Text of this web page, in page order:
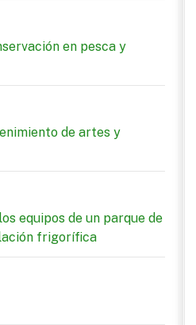
en pesca y
de artes y
equipos de un parque de
frigorífica